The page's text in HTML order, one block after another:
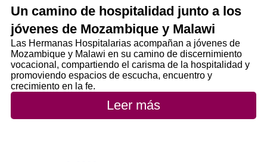
Un camino de hospitalidad junto a los
jóvenes de Mozambique y Malawi
Las Hermanas Hospitalarias acompañan a jóvenes de
Mozambique y Malawi en su camino de discernimiento
vocacional, compartiendo el carisma de la hospitalidad y
promoviendo espacios de escucha, encuentro y
crecimiento en la fe.
Leer más